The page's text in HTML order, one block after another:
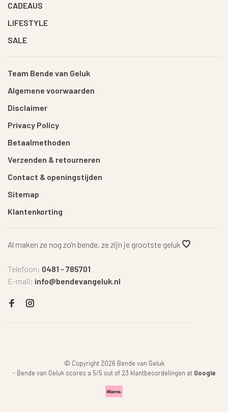
CADEAUS
LIFESTYLE
SALE
Team Bende van Geluk
Algemene voorwaarden
Disclaimer
Privacy Policy
Betaalmethoden
Verzenden & retourneren
Contact & openingstijden
Sitemap
Klantenkorting
Al maken ze nog zo'n bende, ze zijn je grootste geluk
Telefoon: 0481 - 785701
E-mail: info@bendevangeluk.nl
© Copyright 2026 Bende van Geluk
- Bende van Geluk scores a 5/5 out of 23 klantbeoordelingen at Google